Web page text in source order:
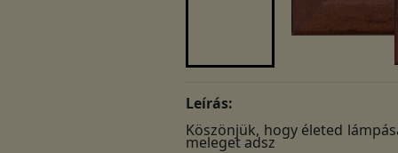
Leírás:
Köszönjük, hogy életed
meleget adsz